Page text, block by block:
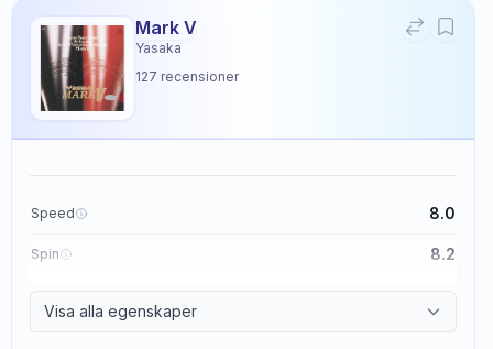
Mark V
Yasaka
127 recensioner
Speed 8.0
Spin 8.2
Visa alla egenskaper